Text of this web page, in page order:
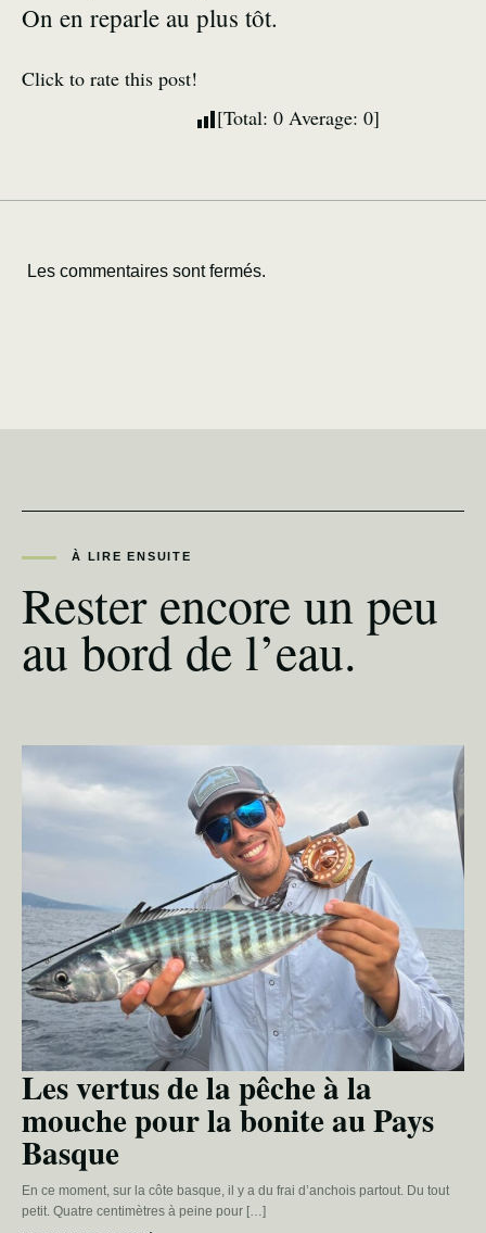
On en reparle au plus tôt.
Click to rate this post!
[Total: 0 Average: 0]
Les commentaires sont fermés.
À LIRE ENSUITE
Rester encore un peu
au bord de l’eau.
Les vertus de la pêche à la
mouche pour la bonite au Pays
Basque
En ce moment, sur la côte basque, il y a du frai d’anchois partout. Du tout
petit. Quatre centimètres à peine pour […]